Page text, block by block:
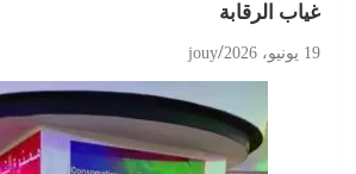
غياب الرقابة
19 يونيو، 2026 jouy